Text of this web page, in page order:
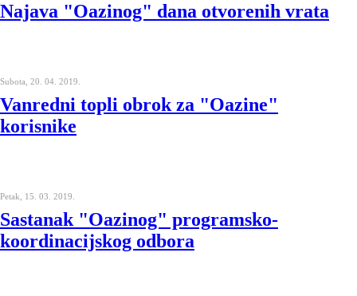
Najava "Oazinog" dana otvorenih vrata
Subota, 20. 04. 2019.
Vanredni topli obrok za "Oazine"
korisnike
Petak, 15. 03. 2019.
Sastanak "Oazinog" programsko-
koordinacijskog odbora